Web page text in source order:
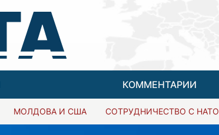
КОММЕНТАРИИ
МОЛДОВА И США СОТРУДНИЧЕСТВО С НАТО